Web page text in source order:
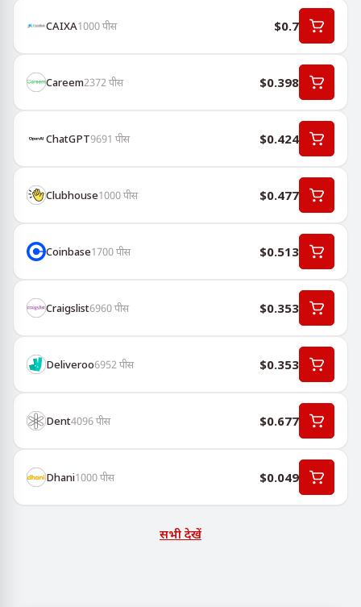
CAIXA1000पीस $0.7
Careem2372 पीस $0.398
ChatGPT9691 पीस $0.424
Clubhouse1000पीस $0.477
Coinbase1700पीस $0.513
Craigslist6960पीस $0.353
Deliveroo6952 पीस $0.353
Dent4096पीस $0.677
Dhani1000पीस $0.049
सभी देखें